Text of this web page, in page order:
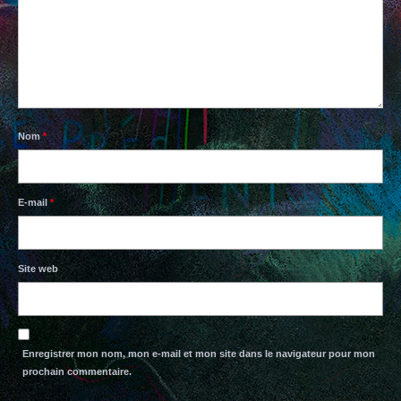
CONTACTS
Nom*
E-mail*
Site web
Enregistrer mon nom, mon e-mail et mon site dans le navigateur pour mon
prochain commentaire.